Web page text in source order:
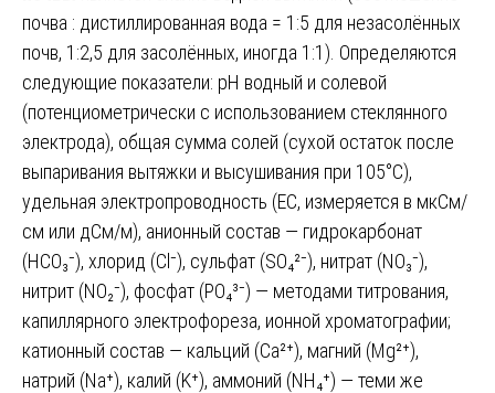
почва : дистиллированная вода = 1:5 для незасолённых
почв, 1:2,5 для засолённых, иногда 1:1). Определяются
следующие показатели: pH водный и солевой
(потенциометрически с использованием стеклянного
электрода), общая сумма солей (сухой остаток после
выпаривания вытяжки и высушивания при 105°С),
удельная электропроводность (EC, измеряется в мкСм/
см или дСм/м), анионный состав — гидрокарбонат
(HCO₃⁻), хлорид (Cl⁻), сульфат (SO₄²⁻), нитрат (NO₃⁻),
нитрит (NO₂⁻), фосфат (PO₄³⁻) — методами титрования,
капиллярного электрофореза, ионной хроматографии;
катионный состав — кальций (Ca²⁺), магний (Mg²⁺),
натрий (Na⁺), калий (K⁺), аммоний (NH₄⁺) — теми же